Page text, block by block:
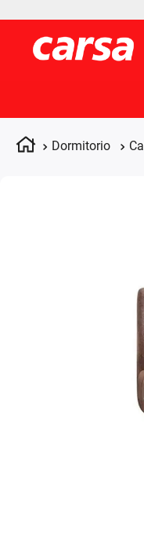
Dormitorio
Términos